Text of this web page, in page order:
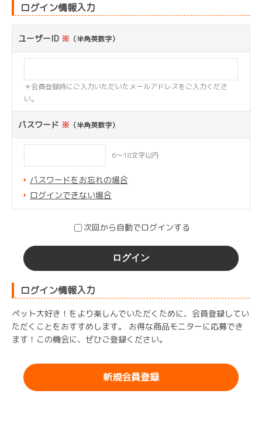
ログイン情報入力
ユーザーID ※ （半角英数字）
＊会員登録時にご入力いただいたメールアドレスをご入力くださ
い。
パスワード ※ （半角英数字）
6～18文字以内
パスワードをお忘れの場合
ログインできない場合
次回から自動でログインする
ログイン情報入力
ペット大好き！をより楽しんでいただくために、会員登録してい
ただくことをおすすめします。 お得な商品モニターに応募でき
ます！この機会に、ぜひご登録ください。
新規会員登録